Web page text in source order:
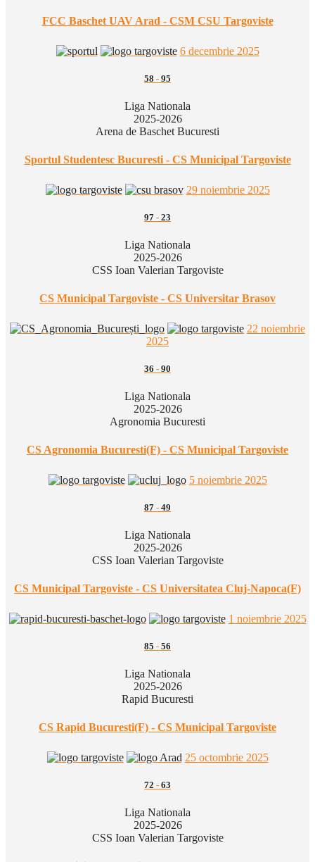
FCC Baschet UAV Arad - CSM CSU Targoviste
6 decembrie 2025
58 - 95
Liga Nationala
2025-2026
Arena de Baschet Bucuresti
Sportul Studentesc Bucuresti - CS Municipal Targoviste
29 noiembrie 2025
97 - 23
Liga Nationala
2025-2026
CSS Ioan Valerian Targoviste
CS Municipal Targoviste - CS Universitar Brasov
22 noiembrie
2025
36 - 90
Liga Nationala
2025-2026
Agronomia Bucuresti
CS Agronomia Bucuresti(F) - CS Municipal Targoviste
5 noiembrie 2025
87 - 49
Liga Nationala
2025-2026
CSS Ioan Valerian Targoviste
CS Municipal Targoviste - CS Universitatea Cluj-Napoca(F)
1 noiembrie 2025
85 - 56
Liga Nationala
2025-2026
Rapid Bucuresti
CS Rapid Bucuresti(F) - CS Municipal Targoviste
25 octombrie 2025
72 - 63
Liga Nationala
2025-2026
CSS Ioan Valerian Targoviste